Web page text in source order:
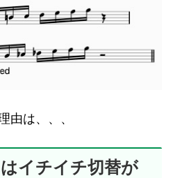
由は、、、
イチイチ切替が